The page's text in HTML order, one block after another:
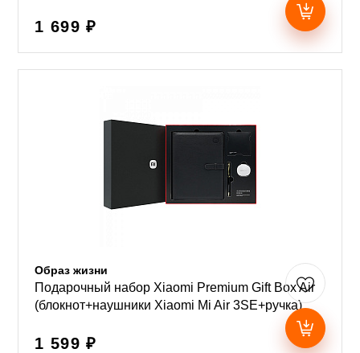
1 699 ₽
Образ жизни
Подарочный набор Xiaomi Premium Gift Box Air
(блокнот+наушники Xiaomi Mi Air 3SE+ручка)
1 599 ₽